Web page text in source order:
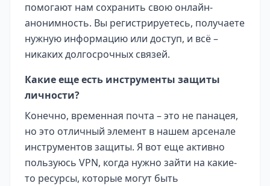
помогают нам сохранить свою онлайн-
анонимность. Вы регистрируетесь, получаете
нужную информацию или доступ, и всё –
никаких долгосрочных связей.
Какие еще есть инструменты защиты
личности?
Конечно, временная почта – это не панацея,
но это отличный элемент в нашем арсенале
инструментов защиты. Я вот еще активно
пользуюсь VPN, когда нужно зайти на какие-
то ресурсы, которые могут быть